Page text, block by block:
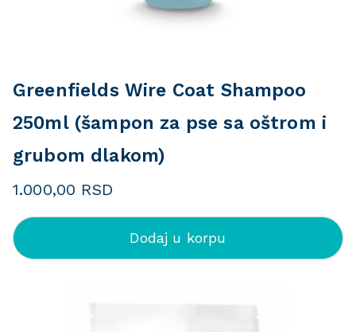
Greenfields Wire Coat Shampoo
250ml (šampon za pse sa oštrom i
grubom dlakom)
1.000,00 RSD
Dodaj u korpu